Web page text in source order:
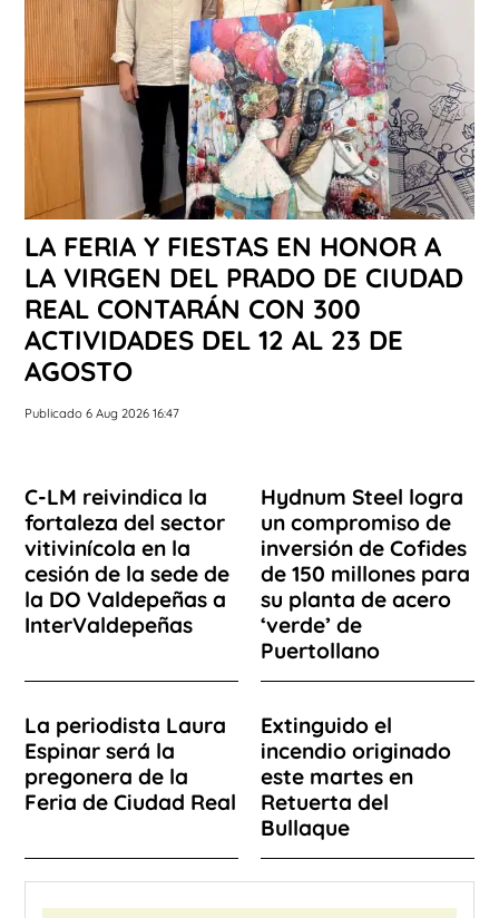
LA FERIA Y FIESTAS EN HONOR A
LA VIRGEN DEL PRADO DE CIUDAD
REAL CONTARÁN CON 300
ACTIVIDADES DEL 12 AL 23 DE
AGOSTO
Publicado 6 Aug 2026 16:47
C-LM reivindica la
fortaleza del sector
vitivinícola en la
cesión de la sede de
la DO Valdepeñas a
InterValdepeñas
Hydnum Steel logra
un compromiso de
inversión de Cofides
de 150 millones para
su planta de acero
‘verde’ de
Puertollano
La periodista Laura
Espinar será la
pregonera de la
Feria de Ciudad Real
Extinguido el
incendio originado
este martes en
Retuerta del
Bullaque